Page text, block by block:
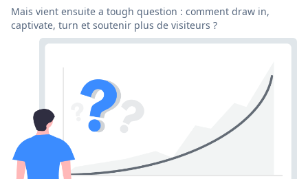
Mais vient ensuite a tough question : comment draw in,
captivate, turn et soutenir plus de visiteurs ?